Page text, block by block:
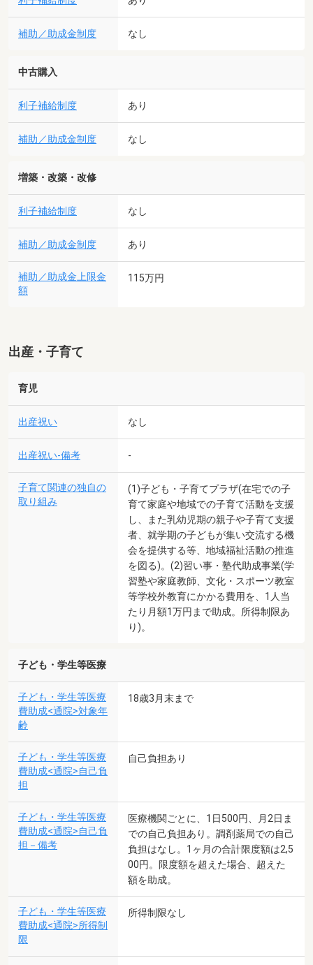
補助／助成金制度 なし
中古購入
利子補給制度 あり
補助／助成金制度 なし
増築・改築・改修
利子補給制度 なし
補助／助成金制度 あり
補助／助成金上限金
額
115万円
出産・子育て
育児
出産祝い なし
出産祝い-備考 -
子育て関連の独自の
取り組み
(1)子ども・子育てプラザ(在宅での子
育て家庭や地域での子育て活動を支援
し、また乳幼児期の親子や子育て支援
者、就学期の子どもが集い交流する機
会を提供する等、地域福祉活動の推進
を図る)。(2)習い事・塾代助成事業(学
習塾や家庭教師、文化・スポーツ教室
等学校外教育にかかる費用を、1人当
たり月額1万円まで助成。所得制限あ
り)。
子ども・学生等医療
子ども・学生等医療
費助成<通院>対象年
齢
18歳3月末まで
子ども・学生等医療
費助成<通院>自己負
担
自己負担あり
子ども・学生等医療
費助成<通院>自己負
担－備考
医療機関ごとに、1日500円、月2日ま
での自己負担あり。調剤薬局での自己
負担はなし。1ヶ月の合計限度額は2,5
00円。限度額を超えた場合、超えた
額を助成。
子ども・学生等医療
費助成<通院>所得制
限
所得制限なし